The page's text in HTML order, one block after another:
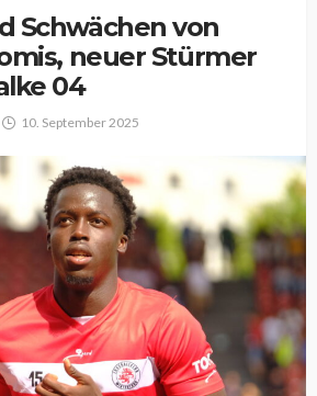
Schwächen von
neuer Stürmer
04
10. September 2025